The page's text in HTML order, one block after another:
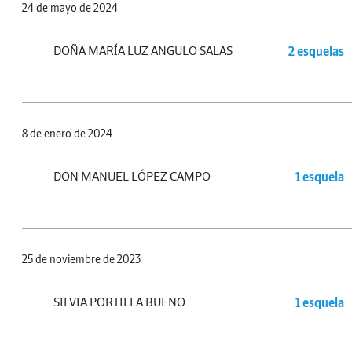
24 de mayo de 2024
DOÑA MARÍA LUZ ANGULO SALAS 2 esquelas
8 de enero de 2024
DON MANUEL LÓPEZ CAMPO 1 esquela
25 de noviembre de 2023
SILVIA PORTILLA BUENO 1 esquela